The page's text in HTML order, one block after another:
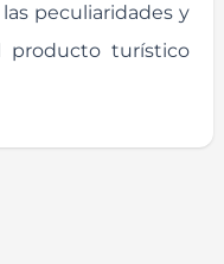
peculiaridades y
producto turístico